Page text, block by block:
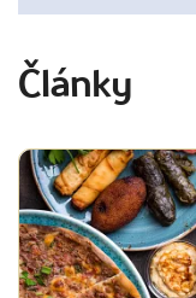
Články